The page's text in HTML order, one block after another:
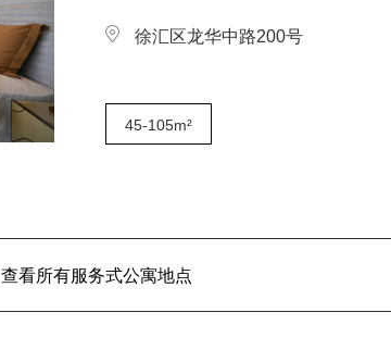
徐汇区龙华中路200号
45-105m²
查看所有服务式公寓地点